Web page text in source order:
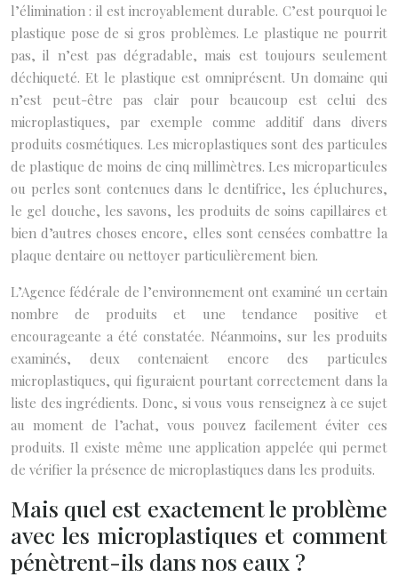
l’élimination : il est incroyablement durable. C’est pourquoi le
plastique pose de si gros problèmes. Le plastique ne pourrit
pas, il n’est pas dégradable, mais est toujours seulement
déchiqueté. Et le plastique est omniprésent. Un domaine qui
n’est peut-être pas clair pour beaucoup est celui des
microplastiques, par exemple comme additif dans divers
produits cosmétiques. Les microplastiques sont des particules
de plastique de moins de cinq millimètres. Les microparticules
ou perles sont contenues dans le dentifrice, les épluchures,
le gel douche, les savons, les produits de soins capillaires et
bien d’autres choses encore, elles sont censées combattre la
plaque dentaire ou nettoyer particulièrement bien.
L’Agence fédérale de l’environnement ont examiné un certain
nombre de produits et une tendance positive et
encourageante a été constatée. Néanmoins, sur les produits
examinés, deux contenaient encore des particules
microplastiques, qui figuraient pourtant correctement dans la
liste des ingrédients. Donc, si vous vous renseignez à ce sujet
au moment de l’achat, vous pouvez facilement éviter ces
produits. Il existe même une application appelée qui permet
de vérifier la présence de microplastiques dans les produits.
Mais quel est exactement le problème
avec les microplastiques et comment
pénètrent-ils dans nos eaux ?